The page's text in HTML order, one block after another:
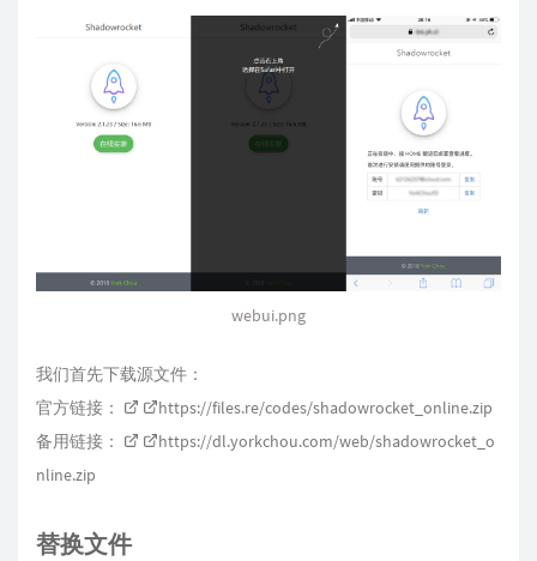
webui.png
我们首先下载源文件：
官方链接：
https://files.re/codes/shadowrocket_online.zip
备用链接：
https://dl.yorkchou.com/web/shadowrocket_o
nline.zip
替换文件